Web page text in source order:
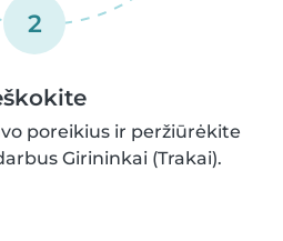
2
poreikius ir peržiūrėkite
Girininkai (Trakai).